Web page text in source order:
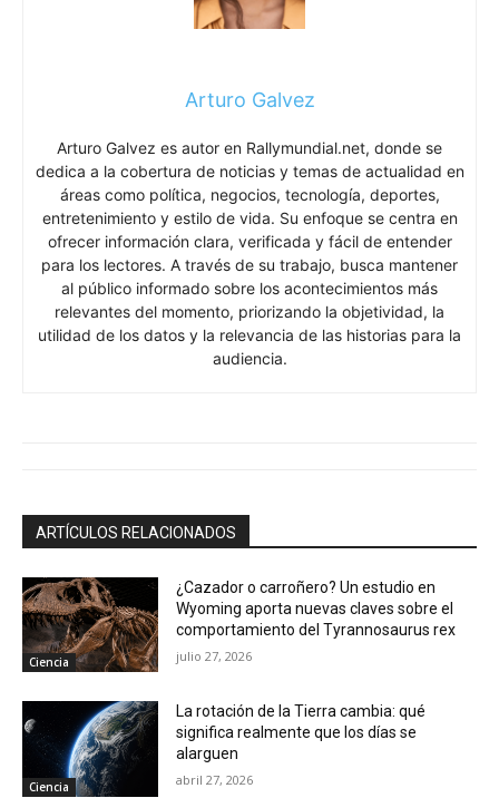
Arturo Galvez
Arturo Galvez es autor en Rallymundial.net, donde se
dedica a la cobertura de noticias y temas de actualidad en
áreas como política, negocios, tecnología, deportes,
entretenimiento y estilo de vida. Su enfoque se centra en
ofrecer información clara, verificada y fácil de entender
para los lectores. A través de su trabajo, busca mantener
al público informado sobre los acontecimientos más
relevantes del momento, priorizando la objetividad, la
utilidad de los datos y la relevancia de las historias para la
audiencia.
ARTÍCULOS RELACIONADOS
Ciencia
¿Cazador o carroñero? Un estudio en
Wyoming aporta nuevas claves sobre el
comportamiento del Tyrannosaurus rex
julio 27, 2026
Ciencia
La rotación de la Tierra cambia: qué
significa realmente que los días se
alarguen
abril 27, 2026